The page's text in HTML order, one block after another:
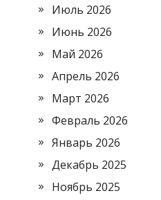
Июль 2026
Июнь 2026
Май 2026
Апрель 2026
Март 2026
Февраль 2026
Январь 2026
Декабрь 2025
Ноябрь 2025